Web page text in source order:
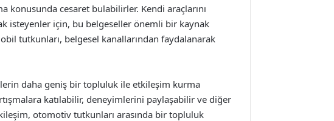
konusunda cesaret bulabilirler. Kendi araçlarını
isteyenler için, bu belgeseller önemli bir kaynak
tutkunları, belgesel kanallarından faydalanarak
daha geniş bir topluluk ile etkileşim kurma
katılabilir, deneyimlerini paylaşabilir ve diğer
otomotiv tutkunları arasında bir topluluk